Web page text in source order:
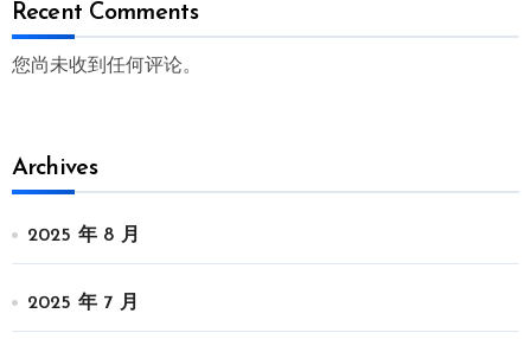
Recent Comments
您尚未收到任何评论。
Archives
2025 年 8 月
2025 年 7 月